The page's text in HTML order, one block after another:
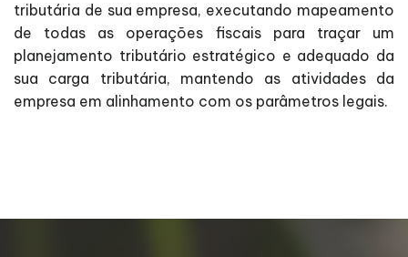
tributária de sua empresa, executando mapeamento
de todas as operações fiscais para traçar um
planejamento tributário estratégico e adequado da
sua carga tributária, mantendo as atividades da
empresa em alinhamento com os parâmetros legais.